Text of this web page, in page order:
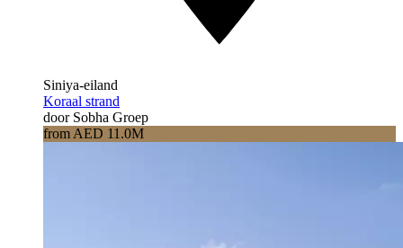
Siniya-eiland
Koraal strand
door Sobha Groep
from AED 11.0M